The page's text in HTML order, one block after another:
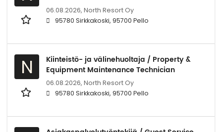
06.08.2026, North Resort Oy
95780 Sirkkakoski, 95700 Pello
N
Kiinteistö- ja välinehuoltaja / Property &
Equipment Maintenance Technician
06.08.2026, North Resort Oy
95780 Sirkkakoski, 95700 Pello